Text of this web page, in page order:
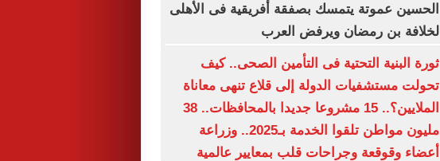
الحسين عموتة يتمسك بصفقة أفريقية فى الأهلى
لخلافة بن رمضان ويرفض العرب
ثورة البنية التحتية فى التأمين الصحى.. كيف
تحولت مستشفيات الدولة إلى قلاع تنهى معاناة
الملايين؟.. 15 مشروعا جديدا بالمحافظات.. 38
مليون مواطن تلقوا الخدمة بـ2025.. وزراعة
أعضاء وقوقعة وجراحات قلب بمعايير عالمية